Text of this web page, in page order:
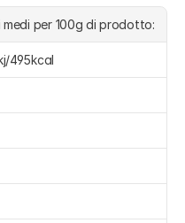
medi per 100g di prodotto:
495kcal